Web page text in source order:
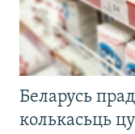
Беларусь
колькасьць